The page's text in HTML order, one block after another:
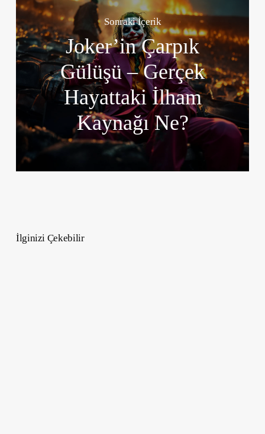
Sonraki İçerik
Joker’in Çarpık
Gülüşü – Gerçek
Hayattaki İlham
Kaynağı Ne?
İlginizi Çekebilir